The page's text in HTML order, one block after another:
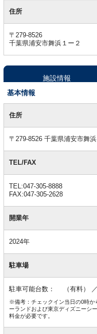
住所
〒279-8526
千葉県浦安市舞浜１ー２
施設情報
基本情報
本住所
〒279-8526 千葉県浦安市舞浜
TEL/FAX
TEL:047-305-8888
FAX:047-305-2628
開業年
2024年
駐車場
駐車可能台数： （有料） ／
※備考：チェックイン当日の0時か
ーランドおよび東京ディズニーシ
料金が必要です。